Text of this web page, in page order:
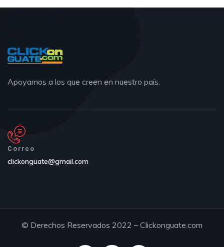
Apoyamos a los que creen en nuestro país.
Correo
clickonguate@gmail.com
© Derechos Reservados 2022 – Clickonguate.com